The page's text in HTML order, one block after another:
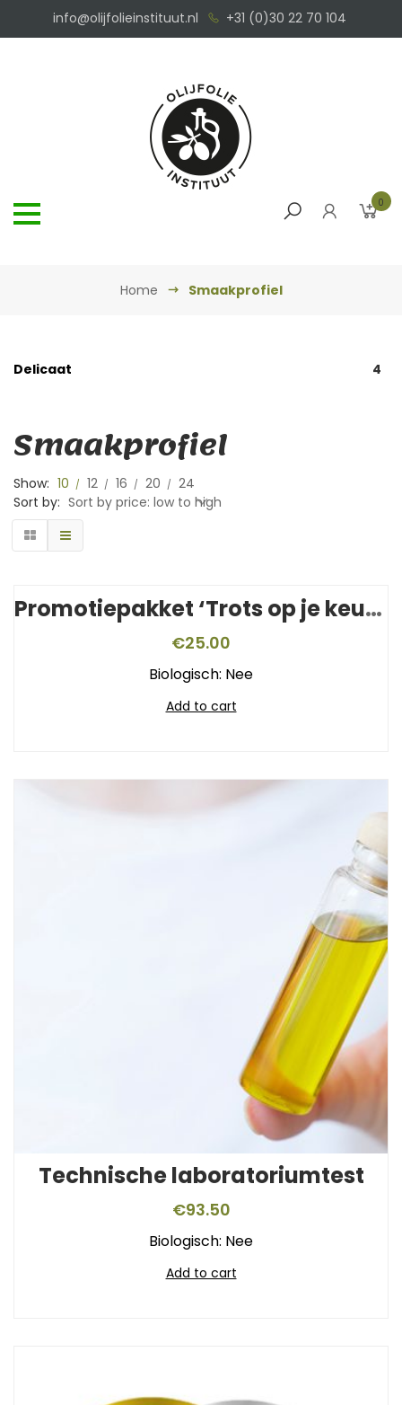
info@olijfolieinstituut.nl +31 (0)30 22 70 104
0
Home Smaakprofiel
Delicaat 4
Smaakprofiel
Show: 10 12 16 20
24
Sort by: Sort by price: low to high
Promotiepakket ‘Trots op je keurmerk’
€25.00
Biologisch: Nee
Add to cart
Technische laboratoriumtest
€93.50
Biologisch: Nee
Add to cart